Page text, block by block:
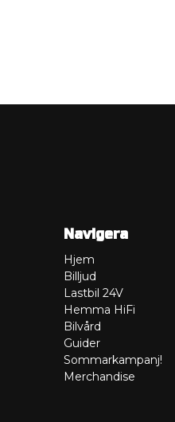
Navigera
Hjem
Billjud
Lastbil 24V
Hemma HiFi
Bilvård
Guider
Sommarkampanj!
Merchandise